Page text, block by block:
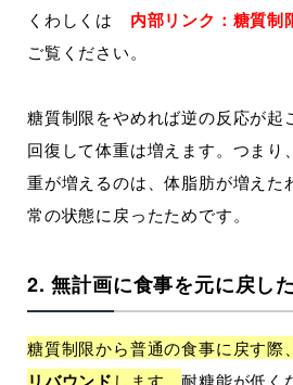
くわしくは 内部リンク：糖質
ご覧ください。
糖質制限をやめれば逆の反応が起
回復して体重は増えます。つまり
重が増えるのは、体脂肪が増えた
常の状態に戻ったためです。
2. 無計画に食事を元に戻し
糖質制限から普通の食事に戻す際、
します。耐糖能が低く